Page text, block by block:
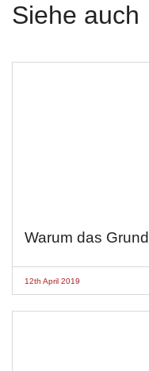
Siehe auch
Warum das
12th April 2019